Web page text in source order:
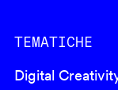
TEMATICHE
Digital